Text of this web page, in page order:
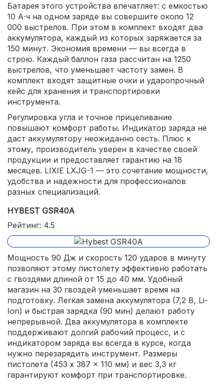
Батарея этого устройства впечатляет: с емкостью
10 А·ч на одном заряде вы совершите около 12
000 выстрелов. При этом в комплект входят два
аккумулятора, каждый из которых заряжается за
150 минут. Экономия времени — вы всегда в
строю. Каждый баллон газа рассчитан на 1250
выстрелов, что уменьшает частоту замен. В
комплект входят защитные очки и ударопрочный
кейс для хранения и транспортировки
инструмента.
Регулировка угла и точное прицеливание
повышают комфорт работы. Индикатор заряда не
даст аккумулятору неожиданно сесть. Плюс к
этому, производитель уверен в качестве своей
продукции и предоставляет гарантию на 18
месяцев. LIXIE LXJG-1 — это сочетание мощности,
удобства и надежности для профессионалов
разных специализаций.
HYBEST GSR40A
Рейтинг: 4.5
Мощность 90 Дж и скорость 120 ударов в минуту
позволяют этому пистолету эффективно работать
с гвоздями длиной от 15 до 40 мм. Удобный
магазин на 30 гвоздей уменьшает время на
подготовку. Легкая замена аккумулятора (7,2 В, Li-
Ion) и быстрая зарядка (90 мин) делают работу
непрерывной. Два аккумулятора в комплекте
поддерживают долгий рабочий процесс, и с
индикатором заряда вы всегда в курсе, когда
нужно перезарядить инструмент. Размеры
пистолета (453 x 387 x 110 мм) и вес 3,3 кг
гарантируют комфорт при транспортировке.